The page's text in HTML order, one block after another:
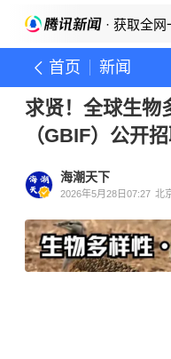
· 获取全
首页 新闻
求贤！全球生物
（GBIF）公开
海潮天下
2026年5月28日07:27 北